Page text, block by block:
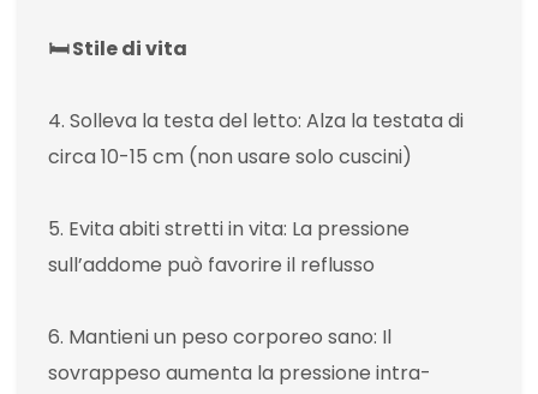
🛏 Stile di vita
4. Solleva la testa del letto: Alza la testata di
circa 10-15 cm (non usare solo cuscini)
5. Evita abiti stretti in vita: La pressione
sull’addome può favorire il reflusso
6. Mantieni un peso corporeo sano: Il
sovrappeso aumenta la pressione intra-